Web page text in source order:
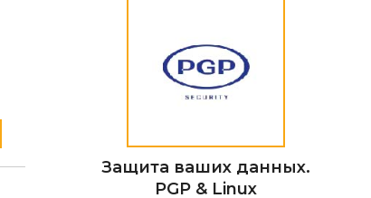
будет пользовать
Защита ваших данных.
PGP & Linux